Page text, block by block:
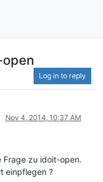
Log in to reply
Nov 4, 2014, 10:37 AM
Frage zu idoit-open.
einpflegen ?